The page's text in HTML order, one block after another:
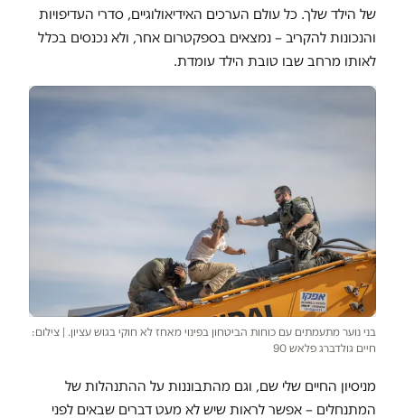
של הילד שלך. כל עולם הערכים האידיאולוגיים, סדרי העדיפויות
והנכונות להקריב – נמצאים בספקטרום אחר, ולא נכנסים בכלל
לאותו מרחב שבו טובת הילד עומדת.
בני נוער מתעמתים עם כוחות הביטחון בפינוי מאחז לא חוקי בגוש עציון. | צילום:
חיים גולדברג פלאש 90
מניסיון החיים שלי שם, וגם מהתבוננות על ההתנהלות של
המתנחלים – אפשר לראות שיש לא מעט דברים שבאים לפני